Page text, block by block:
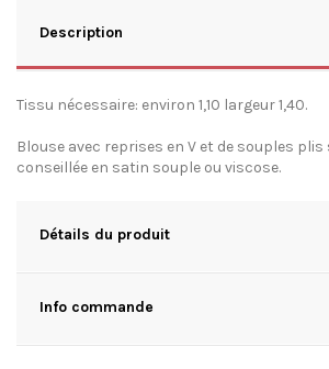
Description
Tissu nécessaire: environ 1,10 largeur 1,40.
Blouse avec reprises en V et de souples plis
conseillée en satin souple ou viscose.
Détails du produit
Info commande